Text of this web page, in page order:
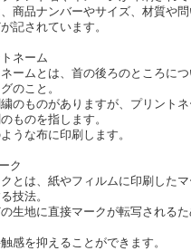
商品ナンバーやサイズ、材質や
記されています。
ネーム
ームとは、首の後ろのところに
のこと。
のものがありますが、プリント
ものを指します。
うな布に印刷します。
ク
とは、紙やフィルムに印刷した
技法。
生地に直接マークが転写される
感を抑えることができます。